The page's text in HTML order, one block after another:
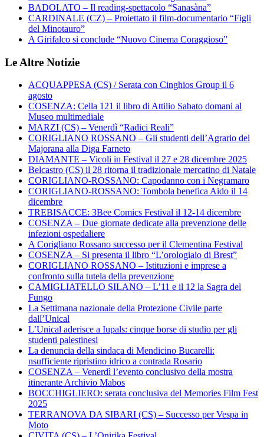
BADOLATO – Il reading-spettacolo “Sanasàna”
CARDINALE (CZ) – Proiettato il film-documentario “Figli
del Minotauro”
A Girifalco si conclude “Nuovo Cinema Coraggioso”
Le Altre Notizie
ACQUAPPESA (CS) / Serata con Cinghios Group il 6
agosto
COSENZA: Cella 121 il libro di Attilio Sabato domani al
Museo multimediale
MARZI (CS) – Venerdì “Radici Reali”
CORIGLIANO ROSSANO – Gli studenti dell’Agrario del
Majorana alla Diga Farneto
DIAMANTE – Vicoli in Festival il 27 e 28 dicembre 2025
Belcastro (CS) il 28 ritorna il tradizionale mercatino di Natale
CORIGLIANO-ROSSANO: Capodanno con i Negramaro
CORIGLIANO-ROSSANO: Tombola benefica Aido il 14
dicembre
TREBISACCE: 3Bee Comics Festival il 12-14 dicembre
COSENZA – Due giornate dedicate alla prevenzione delle
infezioni ospedaliere
A Corigliano Rossano successo per il Clementina Festival
COSENZA – Si presenta il libro “L’orologiaio di Brest”
CORIGLIANO ROSSANO – Istituzioni e imprese a
confronto sulla tutela della prevenzione
CAMIGLIATELLO SILANO – L’11 e il 12 la Sagra del
Fungo
La Settimana nazionale della Protezione Civile parte
dall’Unical
L’Unical aderisce a Iupals: cinque borse di studio per gli
studenti palestinesi
La denuncia della sindaca di Mendicino Bucarelli:
nsufficiente ripristino idrico a contrada Rosario
COSENZA – Venerdì l’evento conclusivo della mostra
itinerante Archivio Mabos
BOCCHIGLIERO: serata conclusiva del Memories Film Fest
2025
TERRANOVA DA SIBARI (CS) – Successo per Vespa in
Moto